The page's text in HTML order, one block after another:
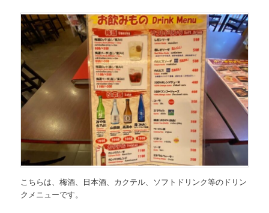
こちらは、梅酒、日本酒、カクテル、ソフトドリンク等のドリン
クメニューです。